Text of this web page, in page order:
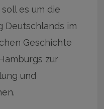
es um die
Deutschlands im
Geschichte
zur
und